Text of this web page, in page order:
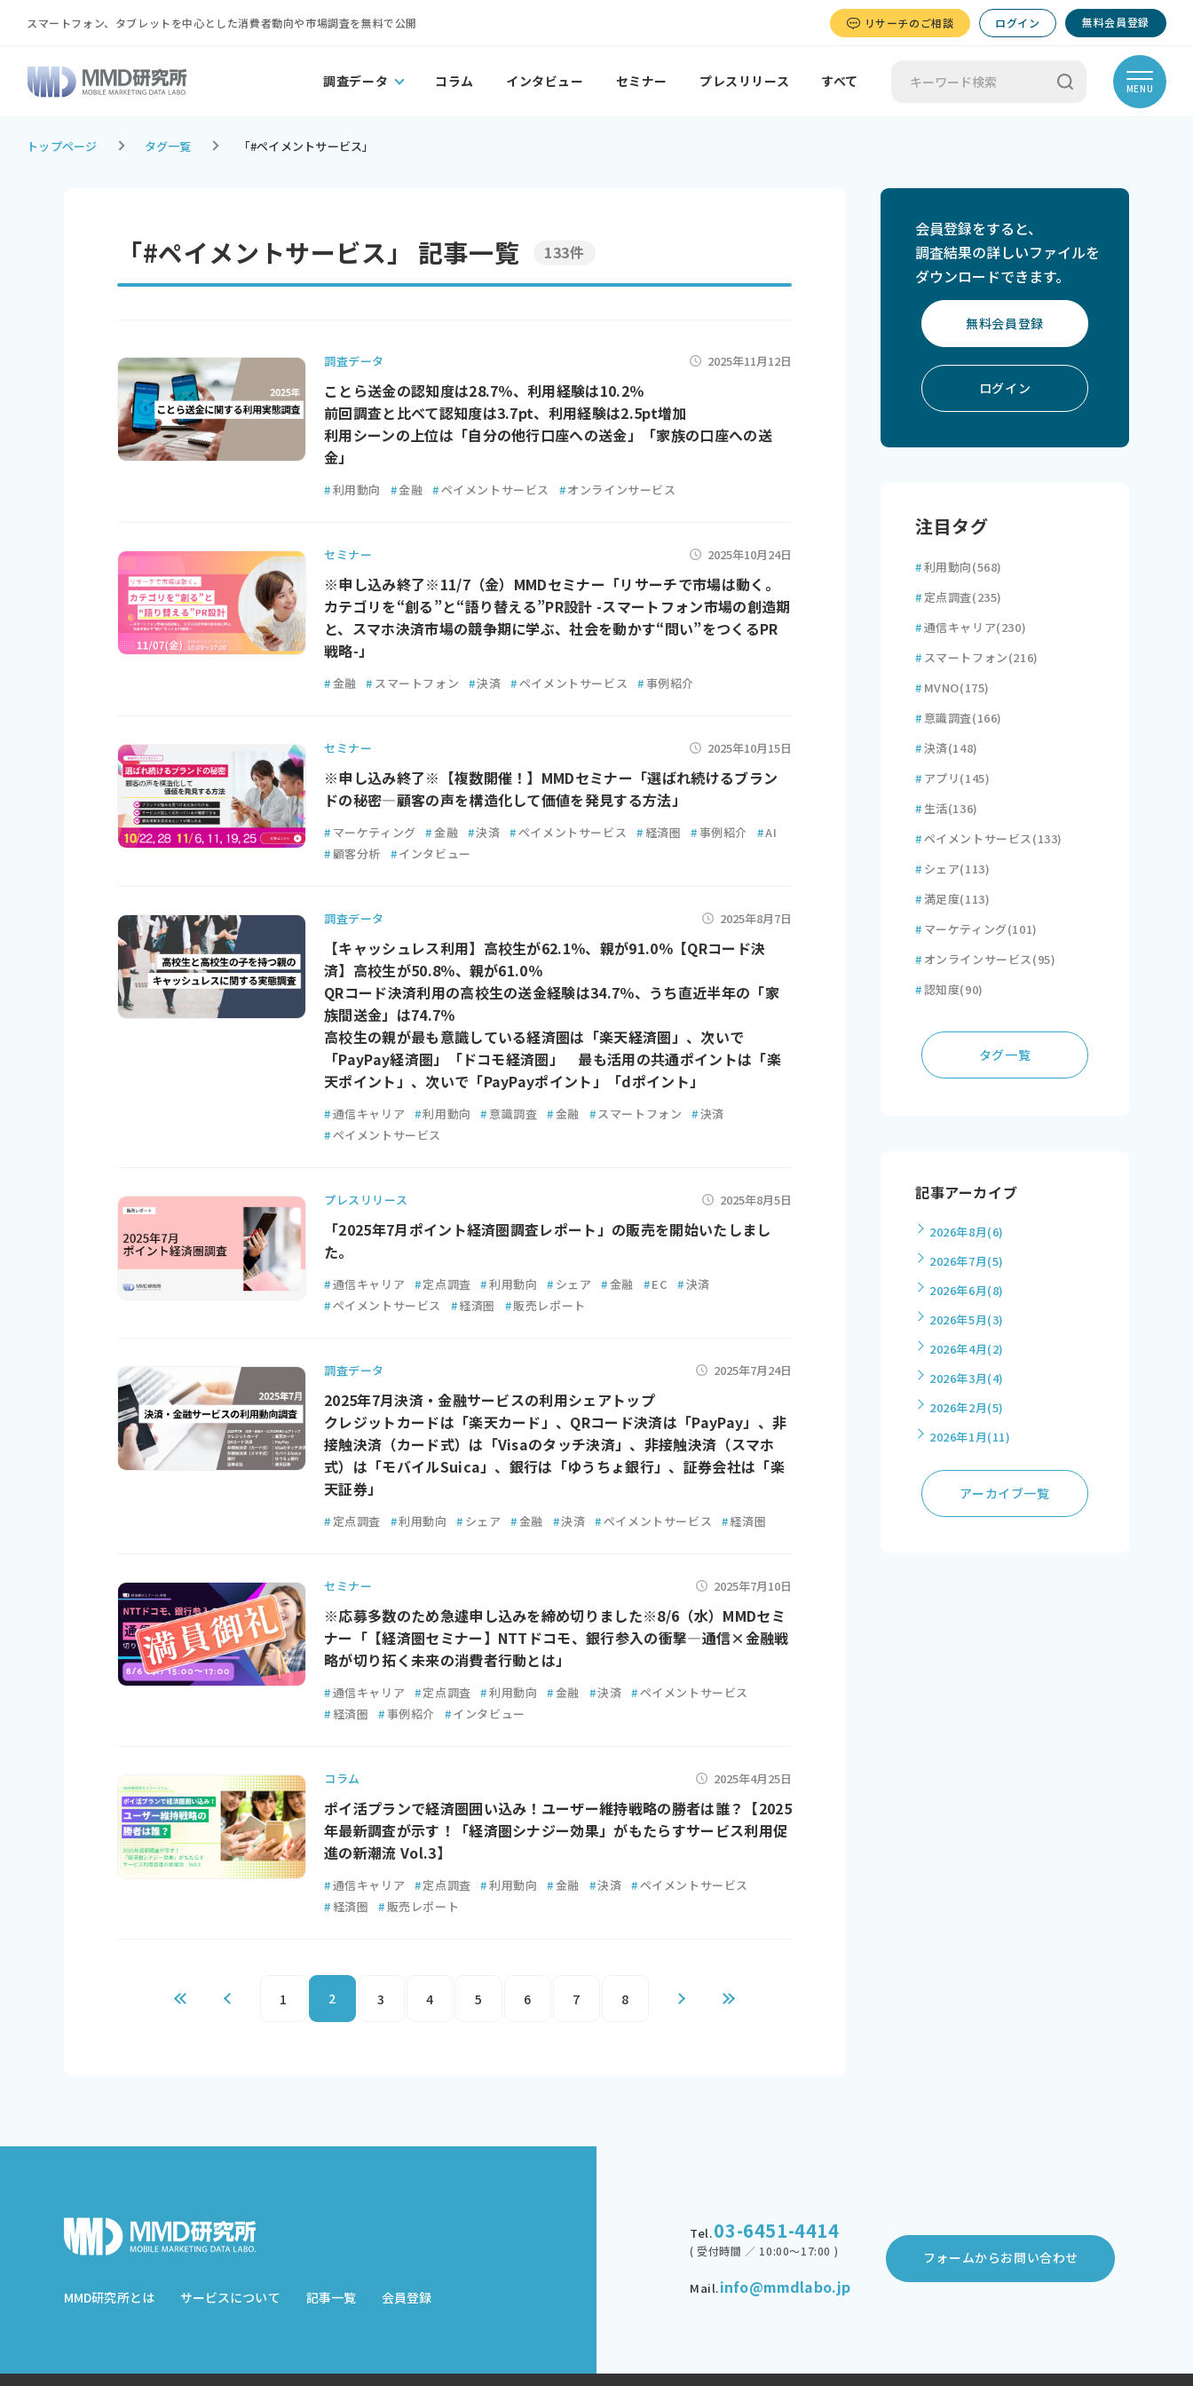
スマートフォン、タブレットを中心とした消費者動向や市場調査を無料で公開 リサーチのご相談 ログイン 無料会員登録
調査データ コラム インタビュー セミナー プレスリリース すべて MENU
トップページ タグ一覧 「#ペイメントサービス」
「#ペイメントサービス」 記事一覧 133件
調査データ 2025年11月12日
ことら送金の認知度は28.7％、利用経験は10.2％
前回調査と比べて認知度は3.7pt、利用経験は2.5pt増加
利用シーンの上位は「自分の他行口座への送金」「家族の口座への送
金」
#利用動向 #金融 #ペイメントサービス #オンラインサービス
セミナー 2025年10月24日
※申し込み終了※11/7（金）MMDセミナー「リサーチで市場は動く。
カテゴリを“創る”と“語り替える”PR設計 -スマートフォン市場の創造期
と、スマホ決済市場の競争期に学ぶ、社会を動かす“問い”をつくるPR
戦略-」
#金融 # スマートフォン #決済 #ペイメントサービス # 事例紹介
セミナー 2025年10月15日
※申し込み終了※【複数開催！】MMDセミナー「選ばれ続けるブラン
ドの秘密―顧客の声を構造化して価値を発見する方法」
# マーケティング #金融 #決済 #ペイメントサービス # 経済圏 # 事例紹介 #AI
#顧客分析 #インタビュー
調査データ 2025年8月7日
【キャッシュレス利用】高校生が62.1％、親が91.0％【QRコード決
済】高校生が50.8％、親が61.0％
QRコード決済利用の高校生の送金経験は34.7％、うち直近半年の「家
族間送金」は74.7％
高校生の親が最も意識している経済圏は「楽天経済圏」、次いで
「PayPay経済圏」「ドコモ経済圏」 最も活用の共通ポイントは「楽
天ポイント」、次いで「PayPayポイント」「dポイント」
#通信キャリア #利用動向 # 意識調査 #金融 #スマートフォン #決済
#ペイメントサービス
プレスリリース 2025年8月5日
「2025年7月ポイント経済圏調査レポート」の販売を開始いたしまし
た。
#通信キャリア #定点調査 #利用動向 # シェア #金融 #EC #決済
#ペイメントサービス #経済圏 #販売レポート
調査データ 2025年7月24日
2025年7月決済・金融サービスの利用シェアトップ
クレジットカードは「楽天カード」、QRコード決済は「PayPay」、非
接触決済（カード式）は「Visaのタッチ決済」、非接触決済（スマホ
式）は「モバイルSuica」、銀行は「ゆうちょ銀行」、証券会社は「楽
天証券」
# 定点調査 #利用動向 # シェア #金融 #決済 #ペイメントサービス #経済圏
セミナー 2025年7月10日
※応募多数のため急遽申し込みを締め切りました※8/6（水）MMDセミ
ナー「【経済圏セミナー】NTTドコモ、銀行参入の衝撃—通信×金融戦
略が切り拓く未来の消費者行動とは」
#通信キャリア #定点調査 #利用動向 #金融 #決済 #ペイメントサービス
# 経済圏 # 事例紹介 #インタビュー
コラム 2025年4月25日
ポイ活プランで経済圏囲い込み！ユーザー維持戦略の勝者は誰？【2025
年最新調査が示す！「経済圏シナジー効果」がもたらすサービス利用促
進の新潮流 Vol.3】
#通信キャリア #定点調査 #利用動向 #金融 #決済 #ペイメントサービス
# 経済圏 # 販売レポート
1 2 3 4 5 6 7 8
会員登録をすると、
調査結果の詳しいファイルを
ダウンロードできます。
無料会員登録
ログイン
注目タグ
#利用動向(568)
# 定点調査(235)
#通信キャリア(230)
# スマートフォン(216)
# MVNO(175)
# 意識調査(166)
#決済(148)
# アプリ(145)
# 生活(136)
#ペイメントサービス(133)
# シェア(113)
#満足度(113)
# マーケティング(101)
# オンラインサービス(95)
#認知度(90)
タグ一覧
記事アーカイブ
2026年8月(6)
2026年7月(5)
2026年6月(8)
2026年5月(3)
2026年4月(2)
2026年3月(4)
2026年2月(5)
2026年1月(11)
アーカイブ一覧
MMD研究所とは サービスについて 記事一覧 会員登録
Tel.03-6451-4414
( 受付時間 ／ 10:00～17:00 )
Mail.info@mmdlabo.jp
フォームからお問い合わせ